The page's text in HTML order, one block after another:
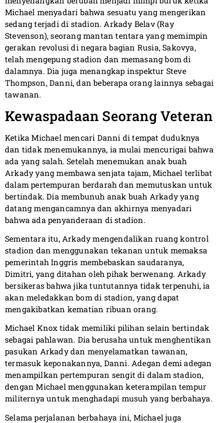
Michael menyadari bahwa sesuatu yang mengerikan
sedang terjadi di stadion. Arkady Belav (Ray
Stevenson), seorang mantan tentara yang memimpin
gerakan revolusi di negara bagian Rusia, Sakovya,
telah mengepung stadion dan memasang bom di
dalamnya. Dia juga menangkap inspektur Steve
Thompson, Danni, dan beberapa orang lainnya sebagai
tawanan.
Kewaspadaan Seorang Veteran
Ketika Michael mencari Danni di tempat duduknya
dan tidak menemukannya, ia mulai mencurigai bahwa
ada yang salah. Setelah menemukan anak buah
Arkady yang membawa senjata tajam, Michael terlibat
dalam pertempuran berdarah dan memutuskan untuk
bertindak. Dia membunuh anak buah Arkady yang
datang mengancamnya dan akhirnya menyadari
bahwa ada penyanderaan di stadion.
Sementara itu, Arkady mengendalikan ruang kontrol
stadion dan menggunakan tekanan untuk memaksa
pemerintah Inggris membebaskan saudaranya,
Dimitri, yang ditahan oleh pihak berwenang. Arkady
bersikeras bahwa jika tuntutannya tidak terpenuhi, ia
akan meledakkan bom di stadion, yang dapat
mengakibatkan kematian ribuan orang.
Michael Knox tidak memiliki pilihan selain bertindak
sebagai pahlawan. Dia berusaha untuk menghentikan
pasukan Arkady dan menyelamatkan tawanan,
termasuk keponakannya, Danni. Adegan demi adegan
menampilkan pertempuran sengit di dalam stadion,
dengan Michael menggunakan keterampilan tempur
militernya untuk menghadapi musuh yang berbahaya.
Selama perjalanan berbahaya ini, Michael juga